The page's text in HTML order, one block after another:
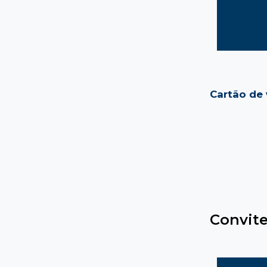
Cartão de
Convite